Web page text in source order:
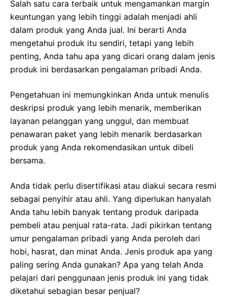
Salah satu cara terbaik untuk mengamankan margin
keuntungan yang lebih tinggi adalah menjadi ahli
dalam produk yang Anda jual. Ini berarti Anda
mengetahui produk itu sendiri, tetapi yang lebih
penting, Anda tahu apa yang dicari orang dalam jenis
produk ini berdasarkan pengalaman pribadi Anda.
Pengetahuan ini memungkinkan Anda untuk menulis
deskripsi produk yang lebih menarik, memberikan
layanan pelanggan yang unggul, dan membuat
penawaran paket yang lebih menarik berdasarkan
produk yang Anda rekomendasikan untuk dibeli
bersama.
Anda tidak perlu disertifikasi atau diakui secara resmi
sebagai penyihir atau ahli. Yang diperlukan hanyalah
Anda tahu lebih banyak tentang produk daripada
pembeli atau penjual rata-rata. Jadi pikirkan tentang
umur pengalaman pribadi yang Anda peroleh dari
hobi, hasrat, dan minat Anda. Jenis produk apa yang
paling sering Anda gunakan? Apa yang telah Anda
pelajari dari penggunaan jenis produk ini yang tidak
diketahui sebagian besar penjual?